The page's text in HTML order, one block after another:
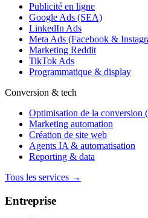
Publicité en ligne
Google Ads (SEA)
LinkedIn Ads
Meta Ads (Facebook &
Marketing Reddit
TikTok Ads
Programmatique & display
Conversion & tech
Optimisation de la conversion
Marketing automation
Création de site web
Agents IA & automatisation
Reporting & data
Tous les services →
Entreprise